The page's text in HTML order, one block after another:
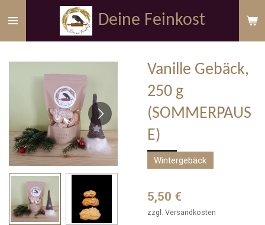
Hauptinhalt
springen
Deine Feinkost
Vanille Gebäck,
250 g
(SOMMERPAUS
E)
Wintergebäck
5,50 €
zzgl. Versandkosten